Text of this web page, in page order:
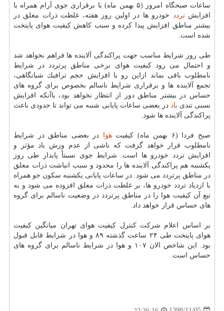
ساعات صبحگاه امروز (۵ بهمن ماه) با برقراری جوی آرام همراه با
افزایشتردد خودرو ها در اولین روز هفته، غلظت ذرات معلق در
بیشتر مناطق افزایش پیدا كرده و سبب كاهش كیفیت هوای پایتخت
شده است.
طی روز شرایط مناسب جهت پراكندگی آلاینده ها فراهم نخواهد شد
و احتمال می رود كیفیت هوای برخی مناطق پرتردد در شرایط
نامطلوب باقی بماند ازاین رو با افزایش حجم ترافیك شبانگاهی،
تجمع آلاینده ها و برقراری شرایط ناسالم بخصوص برای گروه های
حساس در بیشتر مناطق دور از انتظار نخواهد بود، باآنكه افزایش
نسبی تندی باد در بعضی ساعات پایانی شنبه می تواند تا حدودی باعث
پراكندگی آلاینده ها شود.
صبح فردا (۶ بهمن ماه) كیفیت هوا
در بعضی مناطق در شرایط
نامطلوب قرار خواهد گرفت كه ناشی از عدم وزش باد مؤثر و
افزایش تردد خودرو ها است. شرایط جوی نسبتاً پایدار طی روز
یكشنبه هم پراكندگی آلاینده ها را محدود و سبب انباشت ذرات معلق
در مناطق پرتردد می شود. در ساعات پایانی یكشنبه سكون جو همراه
با ازدیاد تردد خودرو ها، بر غلظت ذرات معلق افزوده می شود و به
تبع آن كیفیت هوا را در مناطق پرتردد در وضعیت ناسالم برای گروه
های حساس قرار خواهد داد.
بر اساس اعلام شركت كنترل كیفیت هوای تهران میانگین كیفیت
هوای پایتخت طی ۲۴ ساعت گذشته ۸۹ و هوا در شرایط قابل قبول
بود. این شاخص الان ۱۰۷ و هوا در شرایط ناسالم برای گروه های
حساس است.